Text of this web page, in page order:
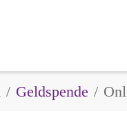
Geldspende